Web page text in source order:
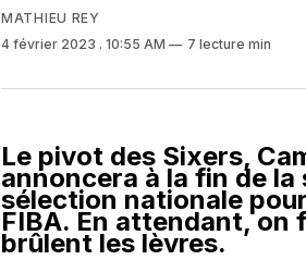
MATHIEU REY
4 février 2023 . 10:55 AM 7 lecture min
Le pivot des Sixers,
annoncera à la fin de la
sélection nationale
FIBA. En attendant, on
brûlent les lèvres.